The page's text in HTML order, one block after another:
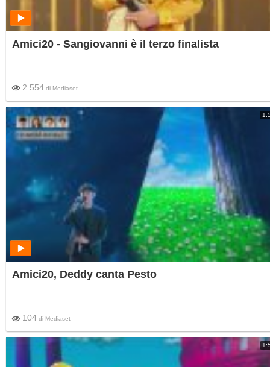
Amici20 - Sangiovanni è il terzo finalista
2.554 di Mediaset
Amici20, Deddy canta Pesto
104 di Mediaset